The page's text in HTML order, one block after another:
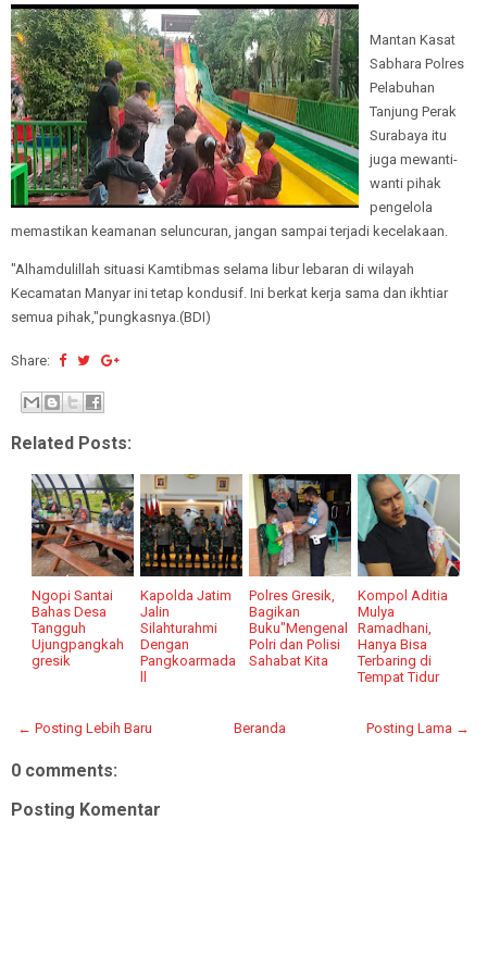
Mantan Kasat
Sabhara Polres
Pelabuhan
Tanjung Perak
Surabaya itu
juga mewanti-
wanti pihak
pengelola
memastikan keamanan seluncuran, jangan sampai terjadi kecelakaan.
"Alhamdulillah situasi Kamtibmas selama libur lebaran di wilayah
Kecamatan Manyar ini tetap kondusif. Ini berkat kerja sama dan ikhtiar
semua pihak,"pungkasnya.(BDI)
Share:
Related Posts:
Ngopi Santai
Bahas Desa
Tangguh
Ujungpangkah
gresik
Kapolda Jatim
Jalin
Silahturahmi
Dengan
Pangkoarmada
ll
Polres Gresik,
Bagikan
Buku"Mengenal
Polri dan Polisi
Sahabat Kita
Kompol Aditia
Mulya
Ramadhani,
Hanya Bisa
Terbaring di
Tempat Tidur
← Posting Lebih Baru Posting Lama →
Beranda
0 comments:
Posting Komentar